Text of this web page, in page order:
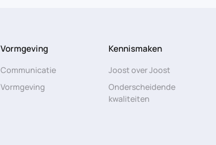
Vormgeving
Communicatie
Vormgeving
Kennismaken
Joost over Joost
Onderscheidende
kwaliteiten